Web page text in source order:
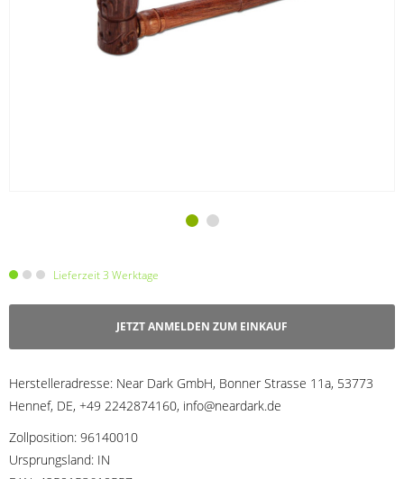
Lieferzeit 3 Werktage
JETZT ANMELDEN ZUM EINKAUF
Herstelleradresse: Near Dark GmbH, Bonner Strasse 11a, 53773
Hennef, DE, +49 2242874160, info@neardark.de
Zollposition: 96140010
Ursprungsland: IN